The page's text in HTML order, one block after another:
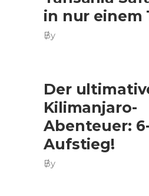
in nur einem
By
Der
Kilimanjaro-
Abenteuer:
Aufstieg!
By